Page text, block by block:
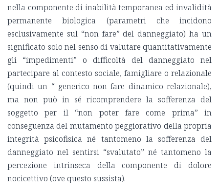
nella componente di inabilità temporanea ed invalidità
permanente biologica (parametri che incidono
esclusivamente sul “non fare” del danneggiato) ha un
significato solo nel senso di valutare quantitativamente
gli “impedimenti” o difficoltà del danneggiato nel
partecipare al contesto sociale, famigliare o relazionale
(quindi un “ generico non fare dinamico relazionale),
ma non può in sé ricomprendere la sofferenza del
soggetto per il “non poter fare come prima” in
conseguenza del mutamento peggiorativo della propria
integrità psicofisica né tantomeno la sofferenza del
danneggiato nel sentirsi “svalutato” né tantomeno la
percezione intrinseca della componente di dolore
nocicettivo (ove questo sussista).